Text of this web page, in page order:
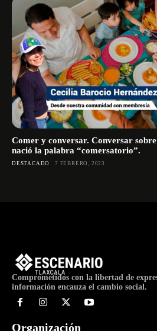
Comer y conversar. Conversar
nació la palabra “comersatorio”.
DESTACADO 7 FEBRERO, 2023
Comprometidos con la libertad de
información encauza el cambio social.
Organización